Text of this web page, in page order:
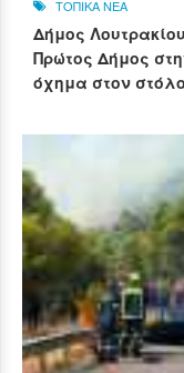
ΤΟΠΙΚΑ ΝΕΑ
Δήμος
Πρώτος Δήμος
όχημα στον